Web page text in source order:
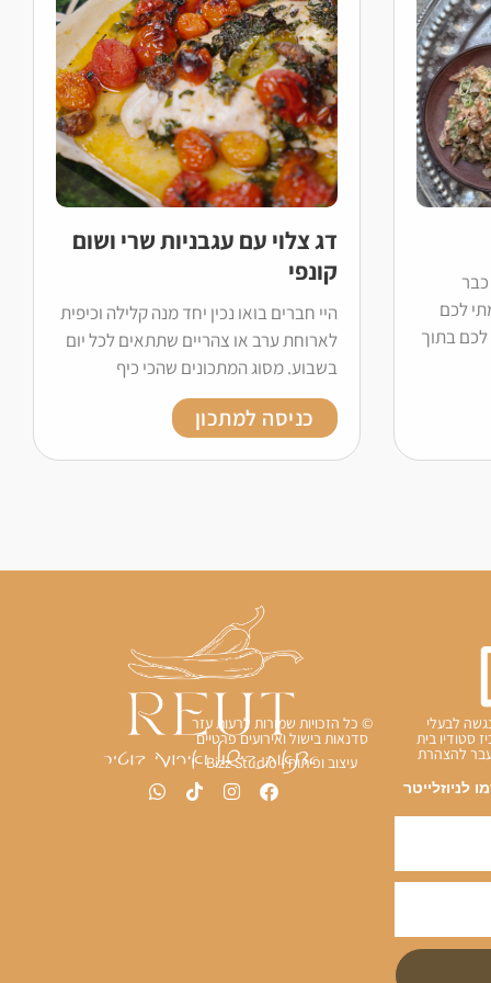
לכם
בתוך
דג צלוי עם עגבניות שרי ושום
קונפי
היי חברים בואו נכין יחד מנה קלילה וכיפית
לארוחת ערב או צהריים שתתאים לכל יום
בשבוע. מסוג המתכונים שהכי כיף
כניסה למתכון
לבעלי
סטודיו בית
להצהרת
לניוזלייטר
© כל הזכויות שמורות לרעות עזר
סדנאות בישול ואירועים פרטיים
עיצוב ופיתוח - Bizz Studio